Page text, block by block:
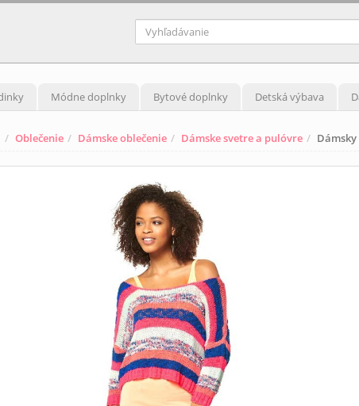
Módne doplnky Bytové doplnky Detská výbava
Oblečenie Dámske oblečenie Dámske svetre a pulóvre